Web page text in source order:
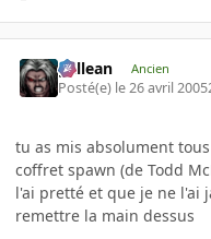
gallean Ancien
Posté(e) le 26 avril 2005
tu as mis absolument
coffret spawn (de Todd
l'ai pretté et que je ne l'ai
remettre la main dessus